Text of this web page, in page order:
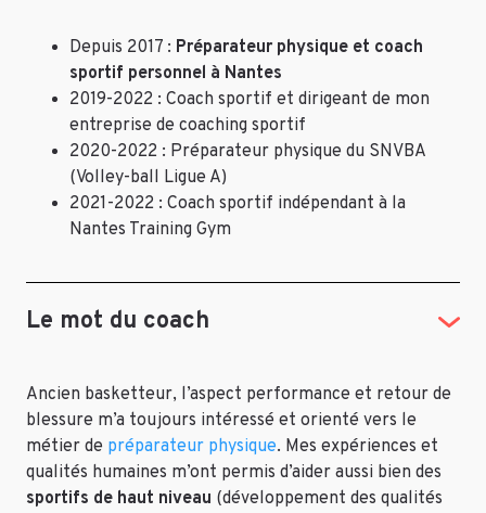
Depuis 2017 : Préparateur physique et coach
sportif personnel à Nantes
2019-2022 : Coach sportif et dirigeant de mon
entreprise de coaching sportif
2020-2022 : Préparateur physique du SNVBA
(Volley-ball Ligue A)
2021-2022 : Coach sportif indépendant à la
Nantes Training Gym
Le mot du coach
Ancien basketteur, l’aspect performance et retour de
blessure m’a toujours intéressé et orienté vers le
métier de préparateur physique. Mes expériences et
qualités humaines m’ont permis d’aider aussi bien des
sportifs de haut niveau (développement des qualités